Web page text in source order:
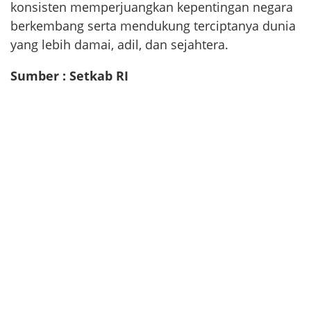
konsisten memperjuangkan kepentingan negara
berkembang serta mendukung terciptanya dunia
yang lebih damai, adil, dan sejahtera.
Sumber : Setkab RI